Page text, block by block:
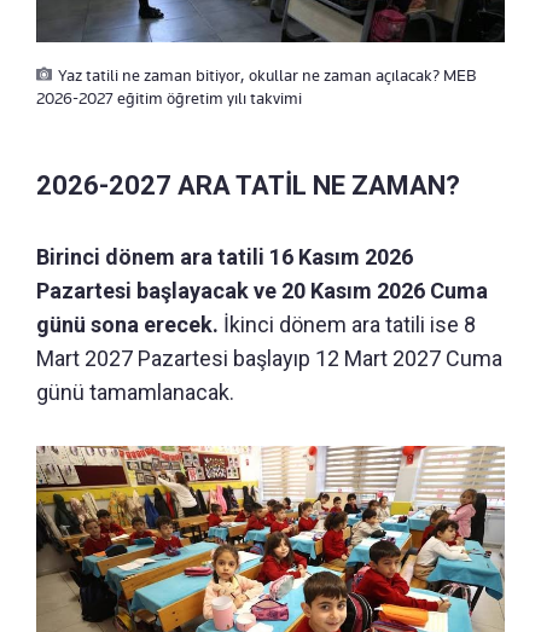
Yaz tatili ne zaman bitiyor, okullar ne zaman açılacak? MEB
2026-2027 eğitim öğretim yılı takvimi
2026-2027 ARA TATİL NE ZAMAN?
Birinci dönem ara tatili 16 Kasım 2026
Pazartesi başlayacak ve 20 Kasım 2026 Cuma
günü sona erecek. İkinci dönem ara tatili ise 8
Mart 2027 Pazartesi başlayıp 12 Mart 2027 Cuma
günü tamamlanacak.